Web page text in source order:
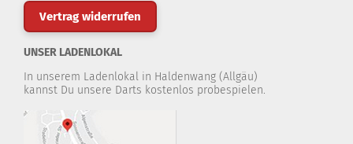
Vertrag widerrufen
UNSER LADENLOKAL
In unserem Ladenlokal in Haldenwang (Allgäu)
kannst Du unsere Darts kostenlos probespielen.